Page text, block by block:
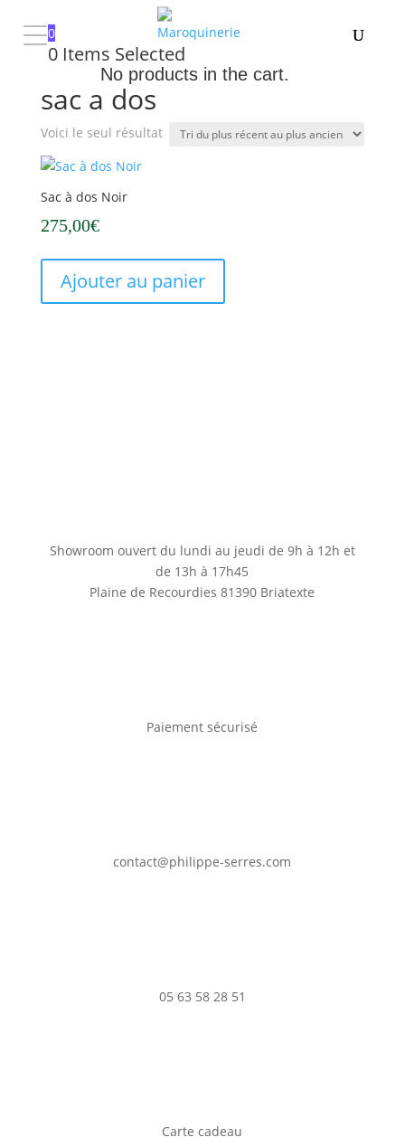
0
0 Items Selected
No products in the cart.
Accueil/ Produits identifiés “sac a dos”
sac a dos
Voici le seul résultat
Sac à dos Noir
275,00€
Ajouter au panier
Showroom ouvert du lundi au jeudi de 9h à 12h et
de 13h à 17h45
Plaine de Recourdies81390 Briatexte
Paiement sécurisé
contact@philippe-serres.com
05 63 58 28 51
Carte cadeau